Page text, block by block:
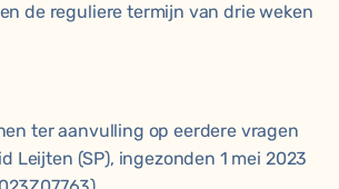
de reguliere termijn van drie weken
ter aanvulling op eerdere vragen
Leijten (SP), ingezonden 1 mei 2023